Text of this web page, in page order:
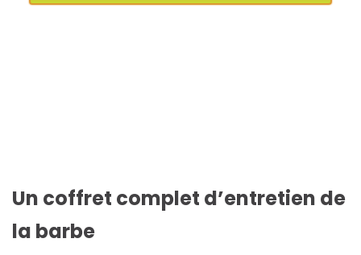
Un coffret complet d’entretien de
la barbe